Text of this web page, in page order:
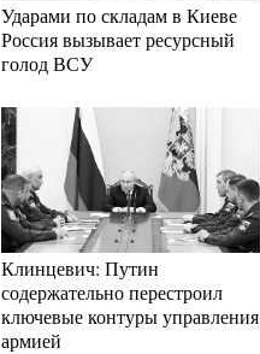
Ударами по складам в Киеве
Россия вызывает ресурсный
голод ВСУ
Клинцевич: Путин
содержательно перестроил
ключевые контуры управления
армией